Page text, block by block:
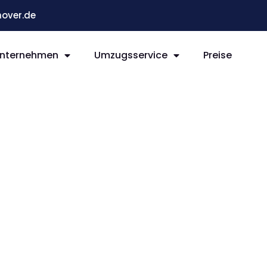
Umzugsservice Preise